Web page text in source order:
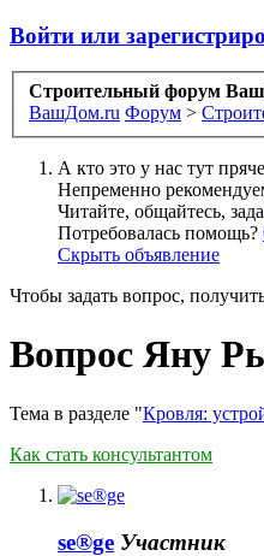
Войти или
Строительный форум
ВашДом.ru Форум >
А кто это у нас тут
Непременно
Читайте, общайтесь,
Потребовалась помощь?
Скрыть объявление
Чтобы задать вопрос,
Вопрос Яну
Тема в разделе "Кровля:
Как стать консультантом
se®ge Участник